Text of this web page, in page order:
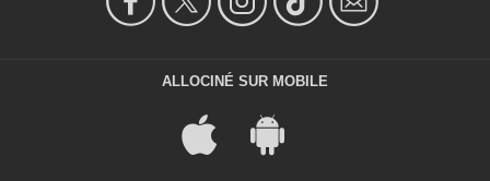
ALLOCINÉ SUR MOBILE